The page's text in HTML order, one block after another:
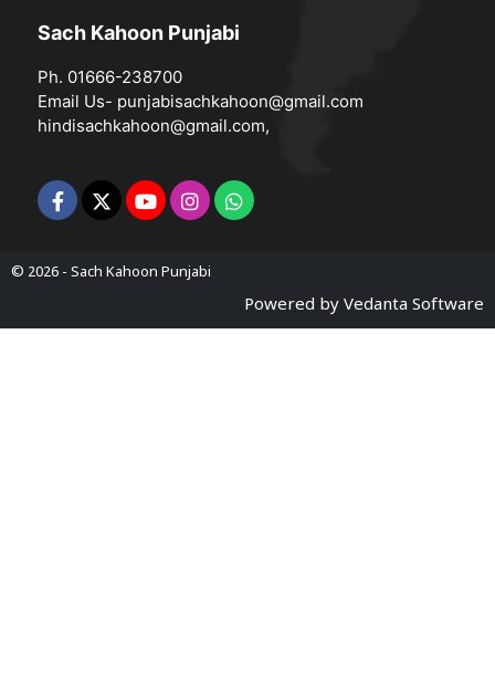
Sach Kahoon Punjabi
Ph. 01666-238700
Email Us- punjabisachkahoon@gmail.com
hindisachkahoon@gmail.com,
© 2026 - Sach Kahoon Punjabi
Powered by Vedanta Software